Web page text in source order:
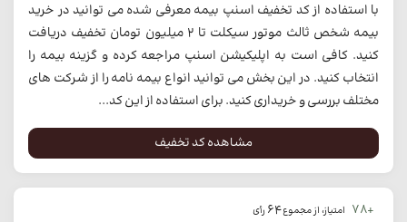
با استفاده از کد تخفیف اسنپ بیمه معرفی شده می توانید در خرید
بیمه شخص ثالث موتور سیکلت تا 2 میلیون تومان تخفیف دریافت
کنید. کافی است به اپلیکیشن اسنپ مراجعه کرده و گزینه بیمه را
انتخاب کنید. در این بخش می توانید انواع بیمه نامه را از شرکت های
مختلف بررسی و خریداری کنید. برای استفاده از این کد...
مشاهده کد تخفیف
+78 امتیاز، از مجموع64 رأی